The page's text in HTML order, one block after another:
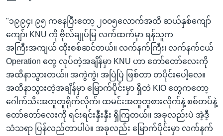
"၁၉၉၄၊ ၉၅ ကနေပြီးတော့ ၂၀၀၅လောက်အထိ ဆယ်နှစ်ကျော်
ကျော်၊ KNU ကို ဗိုလ်ချုပ်မြ လက်ထက်မှာ ရန်သူက
အကြီးအကျယ် ထိုးစစ်ဆင်တယ်။ လက်နက်ကြီး၊ လက်နက်ငယ်
Operation တွေ လုပ်တဲ့အချိန်မှာ KNU ဟာ တော်တော်လေးကို
အထိနာသွားတယ်။ အကွဲကွဲ၊ အပြဲပြဲ ဖြစ်တာ တပိုင်းပေါ့လေ။
အထိနာသွားတဲ့အချိန်မှာ မြောက်ပိုင်းမှာ ရှိတဲ KIO တွေကတော့
ဂေါက်သီးအတူတူရိုက်လိုက်၊ ထမင်းအတူတူစားလိုက်နဲ့ စစ်တပ်နဲ့
တော်တော်လေးကို ရင်းရင်းနှီးနှီး ရှိကြတယ်။ အခုလည်းပဲ အဲ့ဒီ့
သံသရာ ပြန်လည်တာပါပဲ။ အခုလည်း မြောက်ပိုင်းမှာ လက်နက်